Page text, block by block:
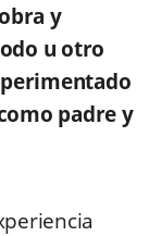
y
u otro
padre y